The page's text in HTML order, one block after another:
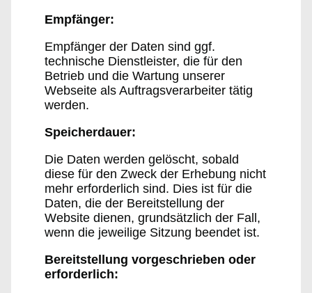
Empfänger:
Empfänger der Daten sind ggf.
technische Dienstleister, die für den
Betrieb und die Wartung unserer
Webseite als Auftragsverarbeiter tätig
werden.
Speicherdauer:
Die Daten werden gelöscht, sobald
diese für den Zweck der Erhebung nicht
mehr erforderlich sind. Dies ist für die
Daten, die der Bereitstellung der
Website dienen, grundsätzlich der Fall,
wenn die jeweilige Sitzung beendet ist.
Bereitstellung vorgeschrieben oder
erforderlich: